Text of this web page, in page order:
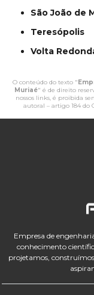
São João de
Teresópolis
Volta
O conteúdo do texto "
Muriaé" é de direito
nossos links, é proibida
autoral – artigo 184 do
Empresa de
conhecimento
projetamos,